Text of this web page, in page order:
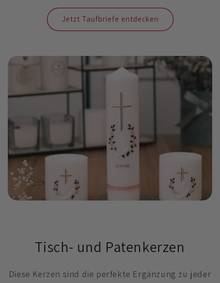
Jetzt Taufbriefe entdecken
Tisch- und Patenkerzen
Diese Kerzen sind die perfekte Ergänzung zu jeder